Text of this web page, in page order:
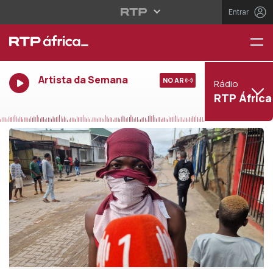
Entrar
Artista da Semana NO AR Rádio
RTP África